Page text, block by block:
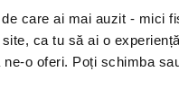
care ai mai auzit - mici
ca tu să ai o
o oferi. Poți schimba